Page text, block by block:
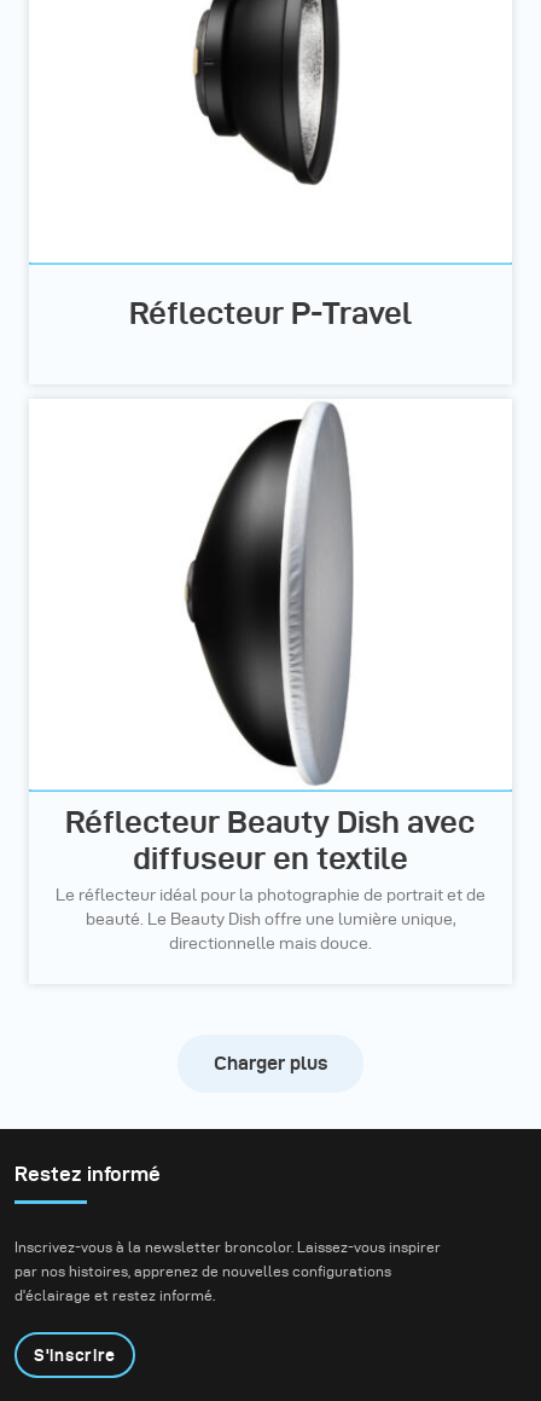
Réflecteur P-Travel
Réflecteur Beauty Dish avec
diffuseur en textile
Le réflecteur idéal pour la photographie de portrait et de
beauté. Le Beauty Dish offre une lumière unique,
directionnelle mais douce.
Charger plus
Restez informé
Inscrivez-vous à la newsletter broncolor. Laissez-vous inspirer
par nos histoires, apprenez de nouvelles configurations
d'éclairage et restez informé.
S'inscrire